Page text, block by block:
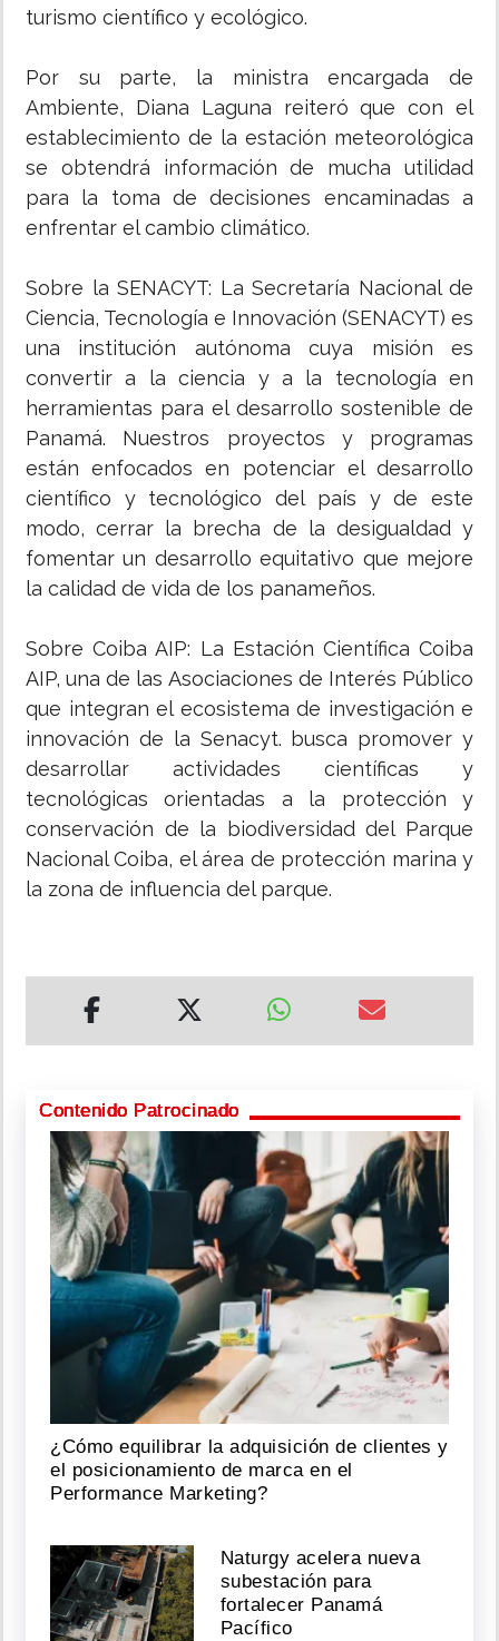
turismo científico y ecológico.
Por su parte, la ministra encargada de
Ambiente, Diana Laguna reiteró que con el
establecimiento de la estación meteorológica
se obtendrá información de mucha utilidad
para la toma de decisiones encaminadas a
enfrentar el cambio climático.
Sobre la SENACYT: La Secretaría Nacional de
Ciencia, Tecnología e Innovación (SENACYT) es
una institución autónoma cuya misión es
convertir a la ciencia y a la tecnología en
herramientas para el desarrollo sostenible de
Panamá. Nuestros proyectos y programas
están enfocados en potenciar el desarrollo
científico y tecnológico del país y de este
modo, cerrar la brecha de la desigualdad y
fomentar un desarrollo equitativo que mejore
la calidad de vida de los panameños.
Sobre Coiba AIP: La Estación Científica Coiba
AIP, una de las Asociaciones de Interés Público
que integran el ecosistema de investigación e
innovación de la Senacyt. busca promover y
desarrollar actividades científicas y
tecnológicas orientadas a la protección y
conservación de la biodiversidad del Parque
Nacional Coiba, el área de protección marina y
la zona de influencia del parque.
Contenido Patrocinado
¿Cómo equilibrar la adquisición de clientes y
el posicionamiento de marca en el
Performance Marketing?
Naturgy acelera nueva
subestación para
fortalecer Panamá
Pacífico